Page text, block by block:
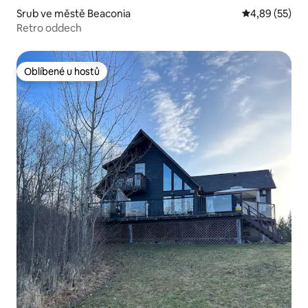
Srub ve městě Beaconia Průměrné
4,89 (55)
Retro oddech
Oblíbené u hostů
Oblíbené u hostů